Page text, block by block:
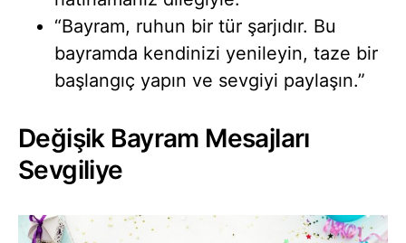
“Bayram, ruhun bir tür şarjıdır. Bu
bayramda kendinizi yenileyin, taze bir
başlangıç yapın ve sevgiyi paylaşın.”
Değişik Bayram Mesajları
Sevgiliye